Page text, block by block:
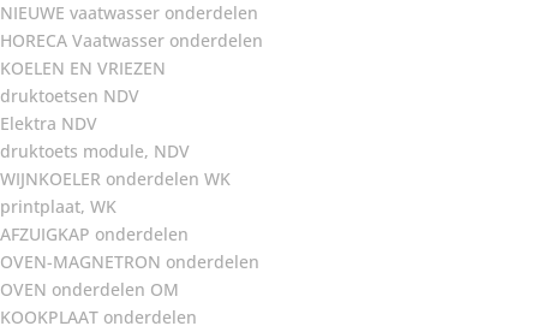
NIEUWE vaatwasser onderdelen
HORECA Vaatwasser onderdelen
KOELEN EN VRIEZEN
druktoetsen NDV
Elektra NDV
druktoets module, NDV
WIJNKOELER onderdelen WK
printplaat, WK
AFZUIGKAP onderdelen
OVEN-MAGNETRON onderdelen
OVEN onderdelen OM
KOOKPLAAT onderdelen